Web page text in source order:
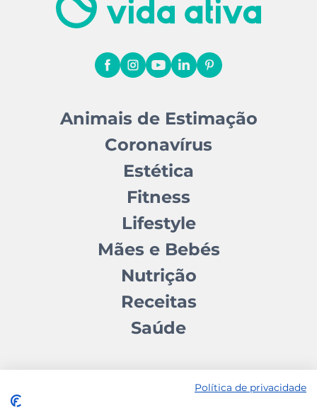
Animais de Estimação
Coronavírus
Estética
Fitness
Lifestyle
Mães e Bebés
Nutrição
Receitas
Saúde
Política de privacidade